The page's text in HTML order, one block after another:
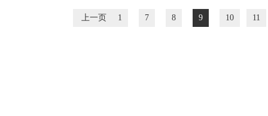
上一页 1 7 8 9 10 11